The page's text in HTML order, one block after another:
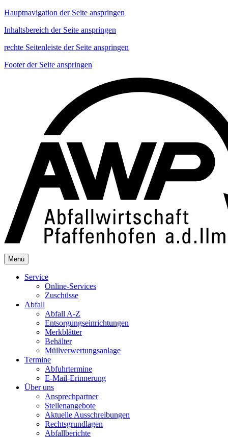
Hauptnavigation der Seite anspringen
Inhaltsbereich der Seite anspringen
rechte Seitenleiste der Seite anspringen
Footer der Seite anspringen
Menü
Service
Online-Services
Zuschüsse
Abfall
Abfall A-Z
Entsorgungseinrichtungen
Merkblätter
Behälter
Müllverwertungsanlage
Termine
Abfuhrtermine
E-Mail-Erinnerung
Über uns
Ansprechpartner
Stellenangebote
Aktuelle Ausschreibungen
Rechtsgrundlagen
Abfallberichte